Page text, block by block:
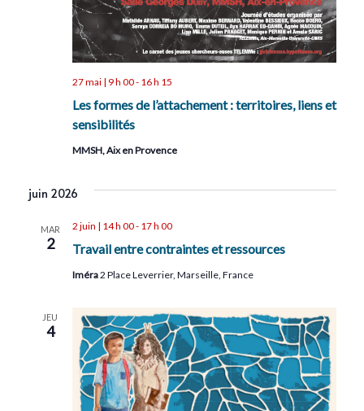
Les formes de l’attachement : territoires, liens et
sensibilités
27 mai | 9 h 00- 16 h 15
MMSH, Aix en Provence
juin 2026
MAR
2 Travail entre contraintes et ressources
2 juin | 14 h 00- 17 h 00
Iméra2 Place Leverrier, Marseille, France
JEU
4